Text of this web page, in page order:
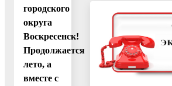
городского
округа
Воскресенск!
Продолжается
лето, а
вместе с